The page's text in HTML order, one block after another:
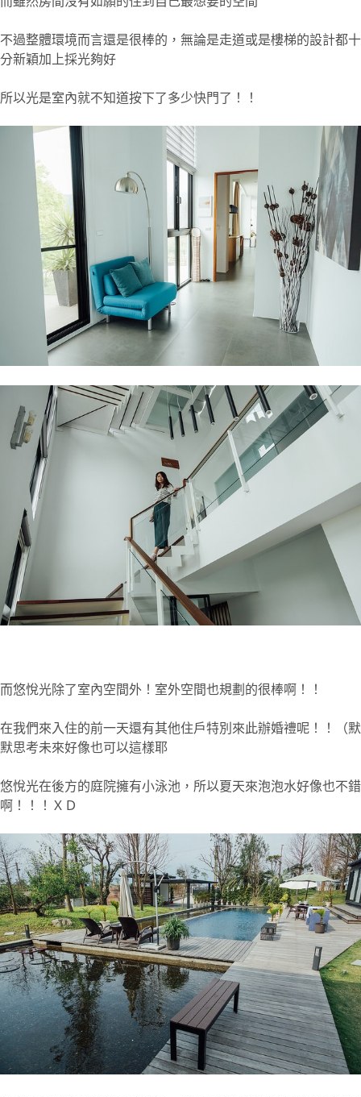
不過整體環境而言還是很棒的，無論是走道或是樓梯的設計都十
分新穎加上採光夠好
所以光是室內就不知道按下了多少快門了！！
而悠悅光除了室內空間外！室外空間也規劃的很棒啊！！
在我們來入住的前一天還有其他住戶特別來此辦婚禮呢！！（默
默思考未來好像也可以這樣耶
悠悅光在後方的庭院擁有小泳池，所以夏天來泡泡水好像也不錯
啊！！！ＸＤ